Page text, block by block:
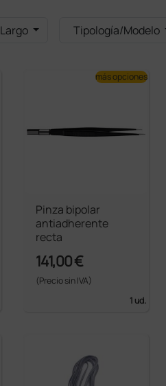
Largo Tipología/Modelo
Pinza bipolar
antiadherente
recta
141,00 €
(Precio sin IVA)
1 ud.
más opciones